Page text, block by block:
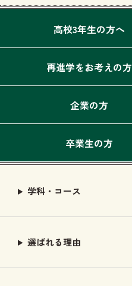
高校3年生の方へ
再進学をお考えの方
企業の方
卒業生の方
学科・コース
選ばれる理由